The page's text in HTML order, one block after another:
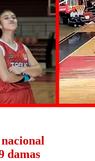
damas